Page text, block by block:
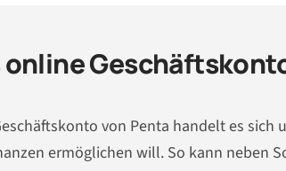
online
von Penta handelt es
ermöglichen will. So kann neben